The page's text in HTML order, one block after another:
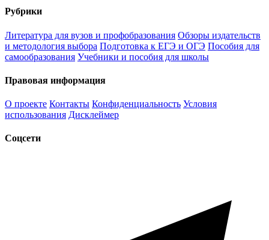
Рубрики
Литература для вузов и профобразования Обзоры издательств
и методология выбора Подготовка к ЕГЭ и ОГЭ Пособия для
самообразования Учебники и пособия для школы
Правовая информация
О проекте Контакты Конфиденциальность Условия
использования Дисклеймер
Соцсети